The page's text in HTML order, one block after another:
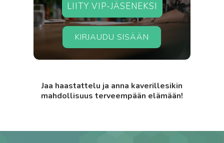
KIRJAUDU SISÄÄN
LIITY VIP-JÄSENEKSI
Jaa haastattelu ja anna kaverillesikin
mahdollisuus terveempään elämään!